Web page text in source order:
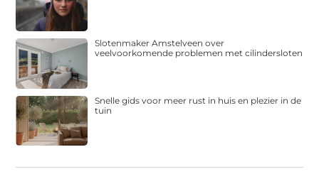
Slotenmaker Amstelveen over
veelvoorkomende problemen met cilindersloten
Snelle gids voor meer rust in huis en plezier in de
tuin